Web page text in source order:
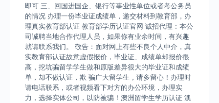
即可 三、回国进国企、银行等事业性单位或者考公务员
的情况 办理一份毕业证成绩单，递交材料到教育部，办
理真实教育部认证 教育部学历认证官网 诚招代理：本公
司诚聘当地合作代理人员，如果你有业余时间，有兴趣
就请联系我们。 敬告：面对网上有些不良个人中介，真
实教育部认证故意虚假报价，毕业证、成绩单却报价很
高，挖坑骗留学学生做和原版差异很大的毕业证和成绩
单，却不做认证，欺 骗广大留学生，请多留心！办理时
请电话联系，或者视频看下对方的办公环境，办理实
力，选择实体公司，以防被骗！澳洲留学生学历认证 澳